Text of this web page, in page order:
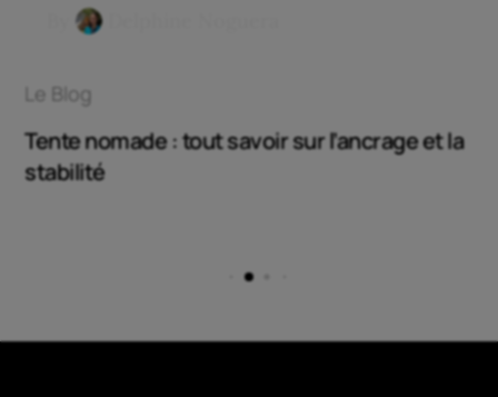
Le Blog
Tente nomade : tout savoir sur l’ancrage et la
stabilité